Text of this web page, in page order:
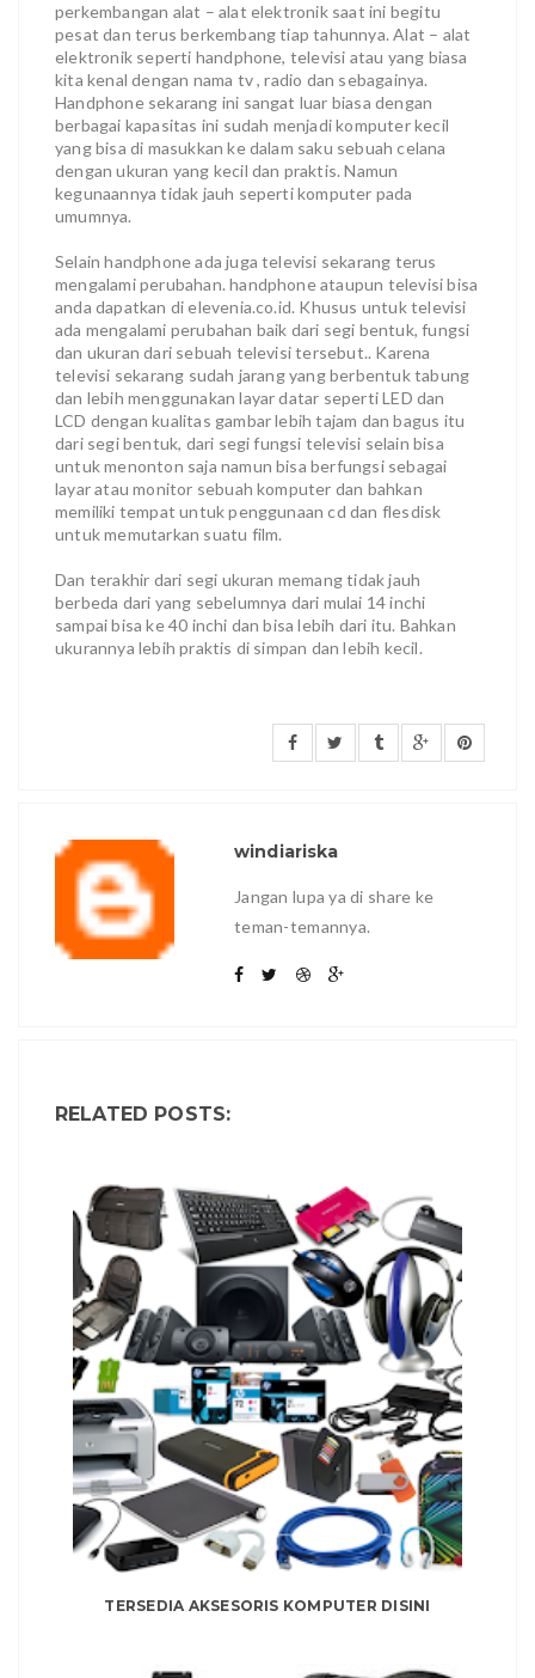
perkembangan alat – alat elektronik saat ini begitu
pesat dan terus berkembang tiap tahunnya. Alat – alat
elektronik seperti handphone, televisi atau yang biasa
kita kenal dengan nama tv , radio dan sebagainya.
Handphone sekarang ini sangat luar biasa dengan
berbagai kapasitas ini sudah menjadi komputer kecil
yang bisa di masukkan ke dalam saku sebuah celana
dengan ukuran yang kecil dan praktis. Namun
kegunaannya tidak jauh seperti komputer pada
umumnya.
Selain handphone ada juga televisi sekarang terus
mengalami perubahan. handphone ataupun televisi bisa
anda dapatkan di elevenia.co.id. Khusus untuk televisi
ada mengalami perubahan baik dari segi bentuk, fungsi
dan ukuran dari sebuah televisi tersebut.. Karena
televisi sekarang sudah jarang yang berbentuk tabung
dan lebih menggunakan layar datar seperti LED dan
LCD dengan kualitas gambar lebih tajam dan bagus itu
dari segi bentuk, dari segi fungsi televisi selain bisa
untuk menonton saja namun bisa berfungsi sebagai
layar atau monitor sebuah komputer dan bahkan
memiliki tempat untuk penggunaan cd dan flesdisk
untuk memutarkan suatu film.
Dan terakhir dari segi ukuran memang tidak jauh
berbeda dari yang sebelumnya dari mulai 14 inchi
sampai bisa ke 40 inchi dan bisa lebih dari itu. Bahkan
ukurannya lebih praktis di simpan dan lebih kecil.
windiariska
Jangan lupa ya di share ke
teman-temannya.
RELATED POSTS:
TERSEDIA AKSESORIS KOMPUTER DISINI